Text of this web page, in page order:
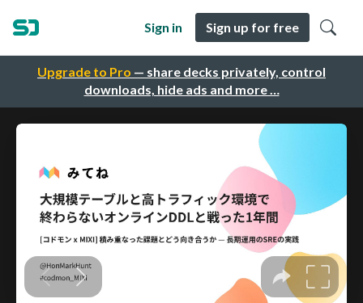
Upgrade to Pro — share decks privately, control
downloads, hide ads and more …
Sign in Sign up for free